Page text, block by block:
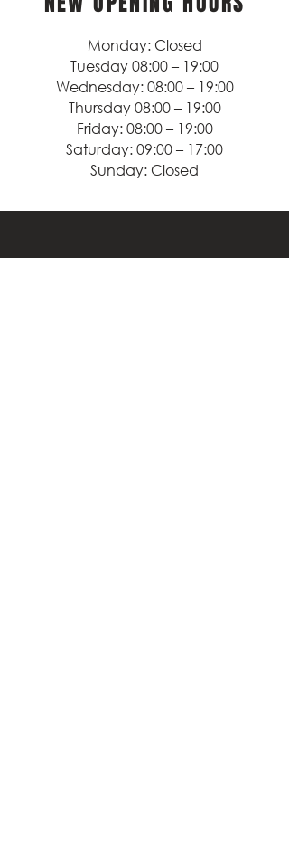
Monday: Closed
Tuesday 08:00 – 19:00
Wednesday: 08:00 – 19:00
Thursday 08:00 – 19:00
Friday: 08:00 – 19:00
Saturday: 09:00 – 17:00
Sunday: Closed